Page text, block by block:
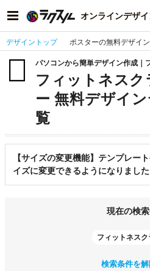
オンラインデザ
デザイントップ ポスターの無料デザイ
パソコンから簡単デザイン作成｜
フィットネスク
ー 無料デザイ
覧
【サイズの変更機能】テンプレー
イズに変更できるようになりまし
現在の検
フィットネスク
検索条件を